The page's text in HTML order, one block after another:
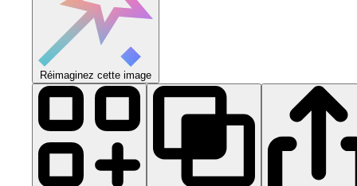
Réimaginez cette image